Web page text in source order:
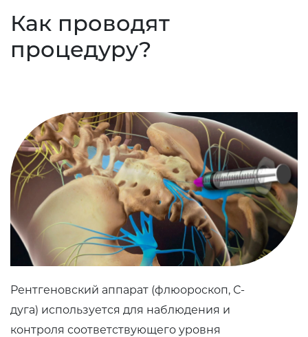
Как проводят
процедуру?
Рентгеновский аппарат (флюороскоп, С-
дуга) используется для наблюдения и
контроля соответствующего уровня